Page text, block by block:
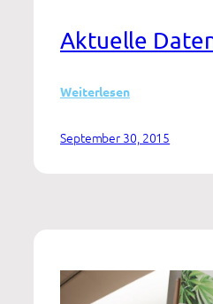
Aktuelle
Weiterlesen:
September 30, 2015